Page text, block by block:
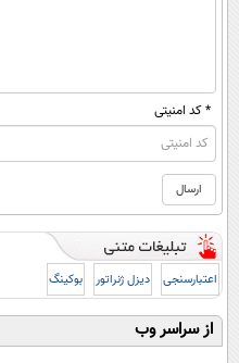
* کد امنیتی
اعتبارسنجی دیزل ژنراتور بوکینگ
از سراسر وب